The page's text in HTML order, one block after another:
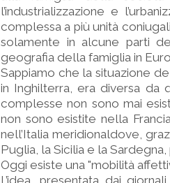
l’industrializzazione e
complessa a più unità
solamente in alcune parti
geografia della famiglia in
Sappiamo che la situazione
in Inghilterra, era diversa da
complesse non sono mai
non sono esistite nella
nell’Italia meridionaldove,
Puglia, la Sicilia e la
Oggi esiste una "mobilità
L’idea, presentata dai